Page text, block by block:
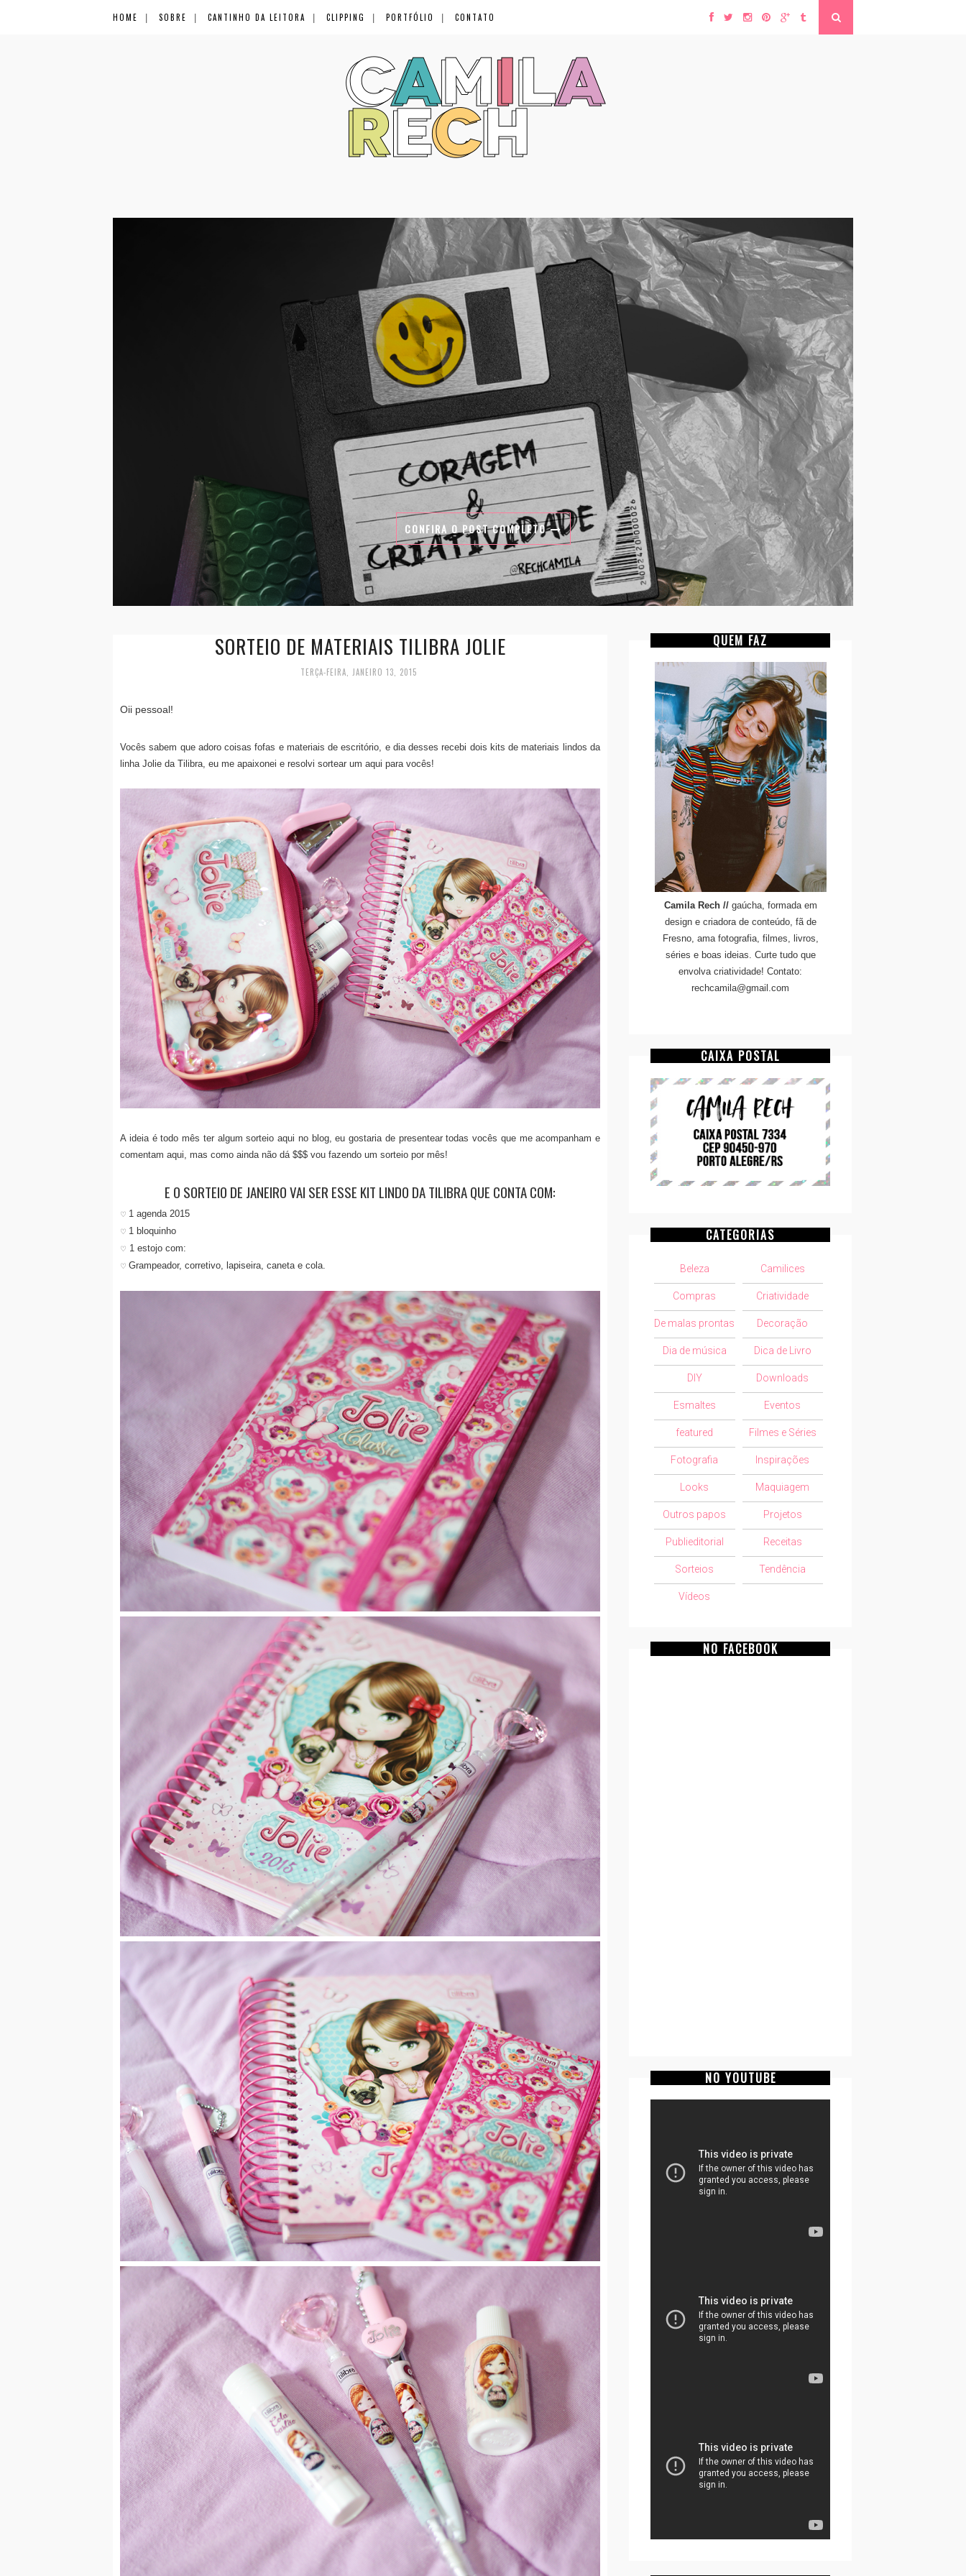
HOME SOBRE CANTINHO DA LEITORA CLIPPING PORTFÓLIO CONTATO
CONFIRA O POST COMPLETO
SORTEIO DE MATERIAIS TILIBRA JOLIE
TERÇA-FEIRA, JANEIRO 13, 2015
Oii pessoal!
Vocês sabem que adoro coisas fofas e materiais de escritório, e dia desses recebi dois kits de materiais lindos da
linha Jolie da Tilibra, eu me apaixonei e resolvi sortear um aqui para vocês!
A ideia é todo mês ter algum sorteio aqui no blog, eu gostaria de presentear todas vocês que me acompanham e
comentam aqui, mas como ainda não dá $$$ vou fazendo um sorteio por mês!
E O SORTEIO DE JANEIRO VAI SER ESSE KIT LINDO DA TILIBRA QUE CONTA COM:
♡ 1 agenda 2015
♡ 1 bloquinho
♡ 1 estojo com:
♡ Grampeador, corretivo, lapiseira, caneta e cola.
QUEM FAZ
Camila Rech // gaúcha, formada em
design e criadora de conteúdo, fã de
Fresno, ama fotografia, filmes, livros,
séries e boas ideias. Curte tudo que
envolva criatividade! Contato:
rechcamila@gmail.com
CAIXA POSTAL
CATEGORIAS
Beleza Camilices
Compras Criatividade
De malas prontas Decoração
Dia de música Dica de Livro
DIY Downloads
Esmaltes Eventos
featured Filmes e Séries
Fotografia Inspirações
Looks Maquiagem
Outros papos Projetos
Publieditorial Receitas
Sorteios Tendência
Vídeos
NO FACEBOOK
NO YOUTUBE